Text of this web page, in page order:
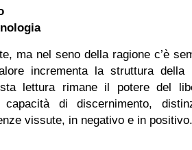
ma nel seno della ragione c’è
incrementa la struttura della
lettura rimane il potere del
di discernimento,
vissute, in negativo e in positivo.